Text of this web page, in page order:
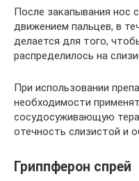
После закапывания нос
движением пальцев, в
делается для того,
распределилось на
При использовании
необходимости
сосудосуживающую
отечность слизистой и
Гриппферон спрей